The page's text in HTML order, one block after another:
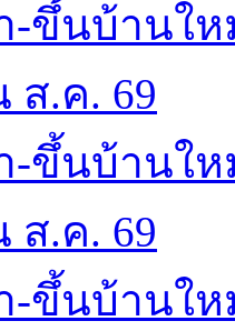
-ขึ้นบ้านใ
ส.ค. 69
-ขึ้นบ้านใ
ส.ค. 69
-ขึ้นบ้านให